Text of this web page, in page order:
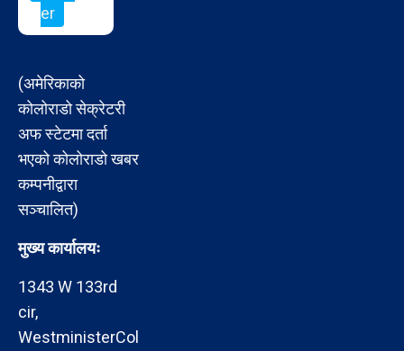
er
(अमेरिकाको
कोलोराडो सेक्रेटरी
अफ स्टेटमा दर्ता
भएको कोलोराडो खबर
कम्पनीद्वारा
सञ्चालित)
मुख्य कार्यालयः
1343 W 133rd
cir,
WestministerCol